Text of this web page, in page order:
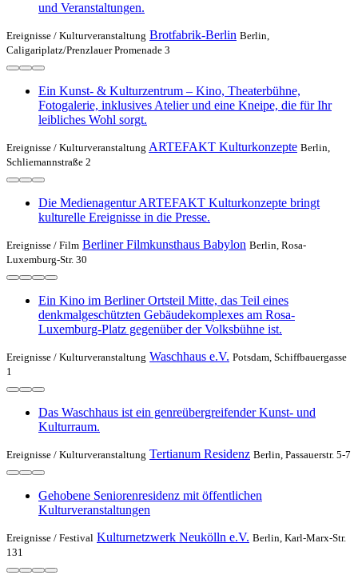
und Veranstaltungen.
Ereignisse / Kulturveranstaltung Brotfabrik-Berlin Berlin,
Caligariplatz/Prenzlauer Promenade 3
Ein Kunst- & Kulturzentrum – Kino, Theaterbühne,
Fotogalerie, inklusives Atelier und eine Kneipe, die für Ihr
leibliches Wohl sorgt.
Ereignisse / Kulturveranstaltung ARTEFAKT Kulturkonzepte Berlin,
Schliemannstraße 2
Die Medienagentur ARTEFAKT Kulturkonzepte bringt
kulturelle Ereignisse in die Presse.
Ereignisse / Film Berliner Filmkunsthaus Babylon Berlin, Rosa-
Luxemburg-Str. 30
Ein Kino im Berliner Ortsteil Mitte, das Teil eines
denkmalgeschützten Gebäudekomplexes am Rosa-
Luxemburg-Platz gegenüber der Volksbühne ist.
Ereignisse / Kulturveranstaltung Waschhaus e.V. Potsdam, Schiffbauergasse
1
Das Waschhaus ist ein genreübergreifender Kunst- und
Kulturraum.
Ereignisse / Kulturveranstaltung Tertianum Residenz Berlin, Passauerstr. 5-7
Gehobene Seniorenresidenz mit öffentlichen
Kulturveranstaltungen
Ereignisse / Festival Kulturnetzwerk Neukölln e.V. Berlin, Karl-Marx-Str.
131